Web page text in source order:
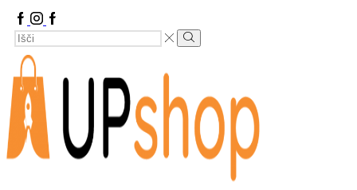
Facebook
Instagram
Google
Plus
Search
Input
Search